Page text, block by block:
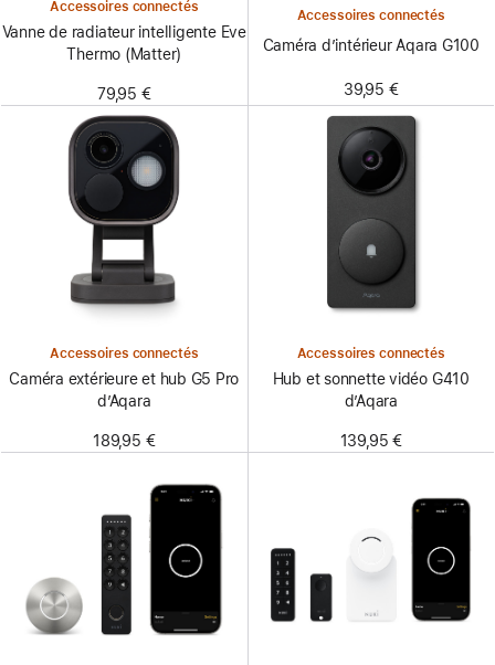
Accessoires connectés
Vanne de radiateur intelligente Eve
Thermo (Matter)
79,95 €
Accessoires connectés
Caméra d’intérieur Aqara G100
39,95 €
Accessoires connectés
Caméra extérieure et hub G5 Pro
d’Aqara
189,95 €
Accessoires connectés
Hub et sonnette vidéo G410
d’Aqara
139,95 €